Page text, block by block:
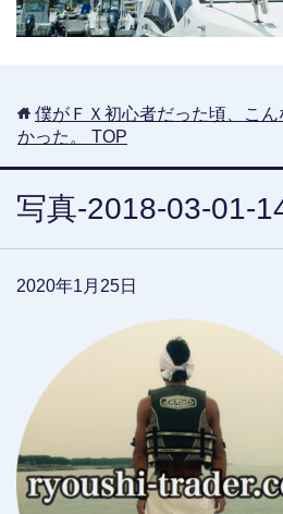
僕がＦＸ初心者だった頃、こ
かった。
TOP
写真-2018-03-01-
2020年1月25日